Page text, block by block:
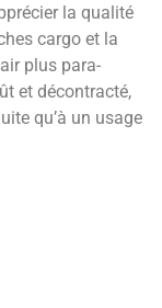
la qualité
cargo et la
plus para-
et décontracté,
qu’à un usage